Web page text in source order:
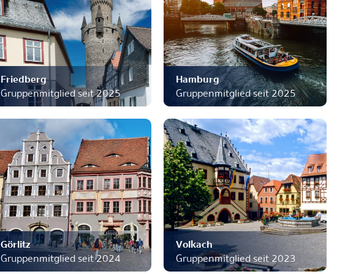
Friedberg
Gruppenmitglied seit 2025
Hamburg
Gruppenmitglied seit 2025
Görlitz
Gruppenmitglied seit 2024
Volkach
Gruppenmitglied seit 2023